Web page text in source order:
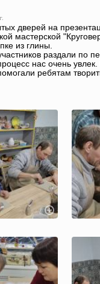
дверей на
мастерской
из глины.
раздали по
нас очень
ребятам